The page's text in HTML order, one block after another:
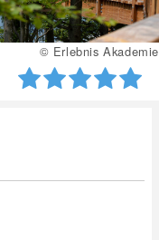
© Erlebnis Akademie